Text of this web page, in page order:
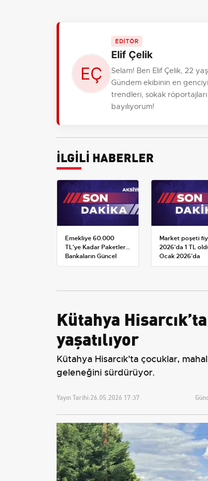
EDİTÖR
Elif Çelik
Selam! Ben Elif Çelik, 22
Gündem ekibinin en
trendleri, sokak
bayılıyorum!
İLGİLİ HABERLER
Emekliye 60.000
TL'ye Kadar Paketler:
Bankaların Güncel
Promosyon ve Ek
Market poşeti
2026'da 1 TL
Ocak 2026'da
yürürlüğe giren
Kütahya
yaşatılıyor
Kütahya Hisarcık'ta çocuklar,
geleneğini sürdürüyor.
Yayın Tarihi:26.05.2026 17:37